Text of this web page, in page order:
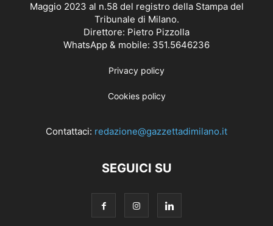
Maggio 2023 al n.58 del registro della Stampa del
Tribunale di Milano.
Direttore: Pietro Pizzolla
WhatsApp & mobile: 351.5646236
Privacy policy
Cookies policy
Contattaci: redazione@gazzettadimilano.it
SEGUICI SU